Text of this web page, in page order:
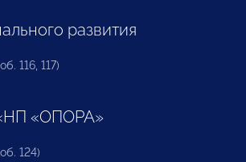
развития
116, 117)
«ОПОРА»
124)